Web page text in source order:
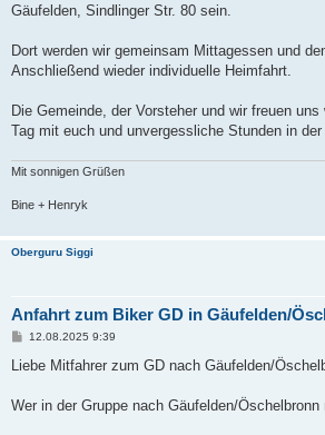
Gäufelden, Sindlinger Str. 80 sein.
Dort werden wir gemeinsam Mittagessen und
Anschließend wieder individuelle Heimfahrt.
Die Gemeinde, der Vorsteher und wir freuen
Tag mit euch und unvergessliche Stunden in
Mit sonnigen Grüßen
Bine + Henryk
Oberguru Siggi
Anfahrt zum Biker GD in Gäufelden/
B
i
a
12.08.2025 9:39
Liebe Mitfahrer zum GD nach Gäufelden/
Wer in der Gruppe nach Gäufelden/